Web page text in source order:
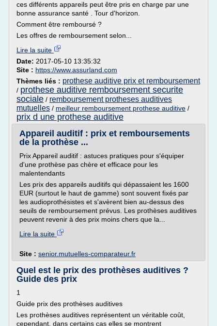
ces différents appareils peut être pris en charge par une
bonne assurance santé . Tour d'horizon.
Comment être remboursé ?
Les offres de remboursement selon...
Lire la suite
Date: 2017-05-10 13:35:32
Site : https://www.assurland.com
Thèmes liés : prothese auditive prix et remboursement
/ prothese auditive remboursement securite
sociale / remboursement protheses auditives
mutuelles / meilleur remboursement prothese auditive /
prix d une prothese auditive
Appareil auditif : prix et remboursements
de la prothèse ...
Prix Appareil auditif : astuces pratiques pour s'équiper
d'une prothèse pas chère et efficace pour les
malentendants
Les prix des appareils auditifs qui dépassaient les 1600
EUR (surtout le haut de gamme) sont souvent fixés par
les audioprothésistes et s'avèrent bien au-dessus des
seuils de remboursement prévus. Les prothèses auditives
peuvent revenir à des prix moins chers que la...
Lire la suite
Site : senior.mutuelles-comparateur.fr
Quel est le prix des prothèses auditives ?
Guide des prix
1
Guide prix des prothèses auditives
Les prothèses auditives représentent un véritable coût,
cependant, dans certains cas elles se montrent